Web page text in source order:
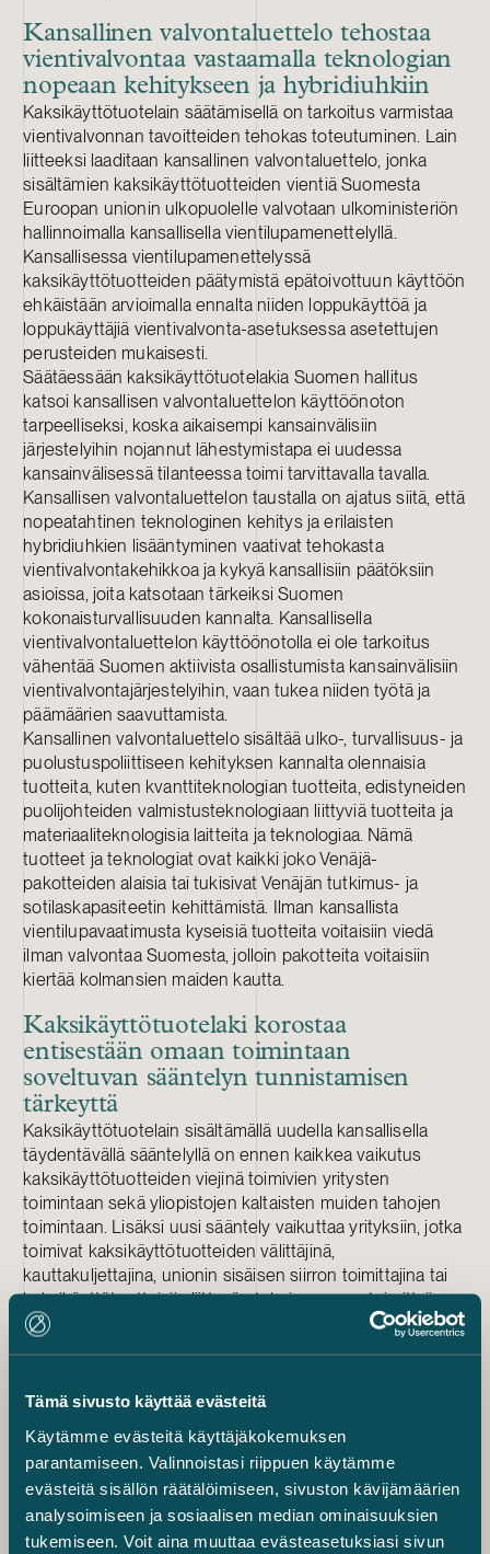
Tämä sivusto käyttää evästeitä
Käytämme evästeitä käyttäjäkokemuksen
parantamiseen. Valinnoistasi riippuen käytämme
evästeitä sisällön räätälöimiseen, sivuston kävijämäärien
analysoimiseen ja sosiaalisen median ominaisuuksien
tukemiseen. Voit aina muuttaa evästeasetuksiasi sivun
Kansallinen valvontaluettelo tehostaa
vientivalvontaa vastaamalla teknologian
nopeaan kehitykseen ja hybridiuhkiin
Kaksikäyttötuotelain säätämisellä on tarkoitus varmistaa
vientivalvonnan tavoitteiden tehokas toteutuminen. Lain
liitteeksi laaditaan kansallinen valvontaluettelo, jonka
sisältämien kaksikäyttötuotteiden vientiä Suomesta
Euroopan unionin ulkopuolelle valvotaan ulkoministeriön
hallinnoimalla kansallisella vientilupamenettelyllä.
Kansallisessa vientilupamenettelyssä
kaksikäyttötuotteiden päätymistä epätoivottuun käyttöön
ehkäistään arvioimalla ennalta niiden loppukäyttöä ja
loppukäyttäjiä vientivalvonta-asetuksessa asetettujen
perusteiden mukaisesti.
Säätäessään kaksikäyttötuotelakia Suomen hallitus
katsoi kansallisen valvontaluettelon käyttöönoton
tarpeelliseksi, koska aikaisempi kansainvälisiin
järjestelyihin nojannut lähestymistapa ei uudessa
kansainvälisessä tilanteessa toimi tarvittavalla tavalla.
Kansallisen valvontaluettelon taustalla on ajatus siitä, että
nopeatahtinen teknologinen kehitys ja erilaisten
hybridiuhkien lisääntyminen vaativat tehokasta
vientivalvontakehikkoa ja kykyä kansallisiin päätöksiin
asioissa, joita katsotaan tärkeiksi Suomen
kokonaisturvallisuuden kannalta. Kansallisella
vientivalvontaluettelon käyttöönotolla ei ole tarkoitus
vähentää Suomen aktiivista osallistumista kansainvälisiin
vientivalvontajärjestelyihin, vaan tukea niiden työtä ja
päämäärien saavuttamista.
Kansallinen valvontaluettelo sisältää ulko-, turvallisuus- ja
puolustuspoliittiseen kehityksen kannalta olennaisia
tuotteita, kuten kvanttiteknologian tuotteita, edistyneiden
puolijohteiden valmistusteknologiaan liittyviä tuotteita ja
materiaaliteknologisia laitteita ja teknologiaa. Nämä
tuotteet ja teknologiat ovat kaikki joko Venäjä-
pakotteiden alaisia tai tukisivat Venäjän tutkimus- ja
sotilaskapasiteetin kehittämistä. Ilman kansallista
vientilupavaatimusta kyseisiä tuotteita voitaisiin viedä
ilman valvontaa Suomesta, jolloin pakotteita voitaisiin
kiertää kolmansien maiden kautta.
Kaksikäyttötuotelaki korostaa
entisestään omaan toimintaan
soveltuvan sääntelyn tunnistamisen
tärkeyttä
Kaksikäyttötuotelain sisältämällä uudella kansallisella
täydentävällä sääntelyllä on ennen kaikkea vaikutus
kaksikäyttötuotteiden viejinä toimivien yritysten
toimintaan sekä yliopistojen kaltaisten muiden tahojen
toimintaan. Lisäksi uusi sääntely vaikuttaa yrityksiin, jotka
toimivat kaksikäyttötuotteiden välittäjinä,
kauttakuljettajina, unionin sisäisen siirron toimittajina tai
kaksikäyttötuotteisiin liittyvän teknisen avun toimittajina.
Toiminnan sopeuttamista kansallisen valvontaluettelon
tapaan useita aineettomia tuotteita. Näitä ovat ennen
sekä teknisen avun tarjoaminen. Aineettomien tuotteiden
yleisyydestä ja moninaisuudesta johtuen yritysten ja
muiden toimijoiden kannattakin perusteellisesti varmistua
siitä, soveltuuko kaksikäyttötuotelaki sen toimintaan, ja
minimoida liike- tai tutkimustoiminnalle aiheutuvat haitat